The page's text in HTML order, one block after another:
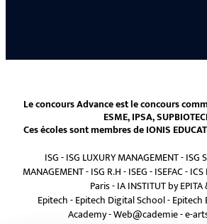
Le concours Advance est le concours
ESME, IPSA,
Ces écoles sont membres de IONIS
ISG-ISG LUXURY MANAGEMENT-ISG
MANAGEMENT-ISG R.H-ISEG-ISEFAC-
Paris-IA INSTITUT by EPITA
Epitech-Epitech Digital School-Epitech
Academy-Web@cademie-e-